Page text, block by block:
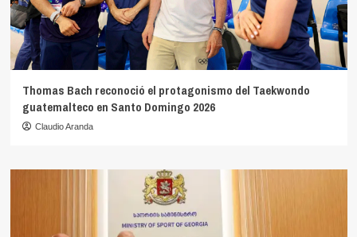
Thomas Bach reconoció el protagonismo del Taekwondo
guatemalteco en Santo Domingo 2026
Claudio Aranda